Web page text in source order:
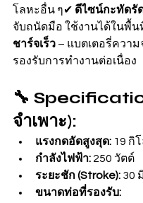
โลหะอื่น ๆ✔ ดีไซน์กะทัดรั
จับถนัดมือ ใช้งานได้ในพื้
ชาร์จเร็ว – แบตเตอรี่ความ
รองรับการทำงานต่อเนื่อง
🔧
จำเพาะ):
แรงกดอัดสูงสุด: 19 กิ
กำลังไฟฟ้า: 250 วัตต์
ระยะชัก (Stroke): 30
ขนาดท่อที่รองรับ: